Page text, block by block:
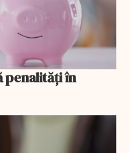
penalități în